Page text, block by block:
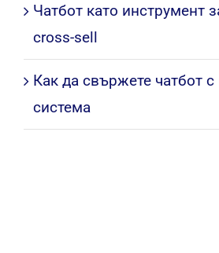
Чатбот като инструмент
cross-sell
Как да свържете чатбот
система